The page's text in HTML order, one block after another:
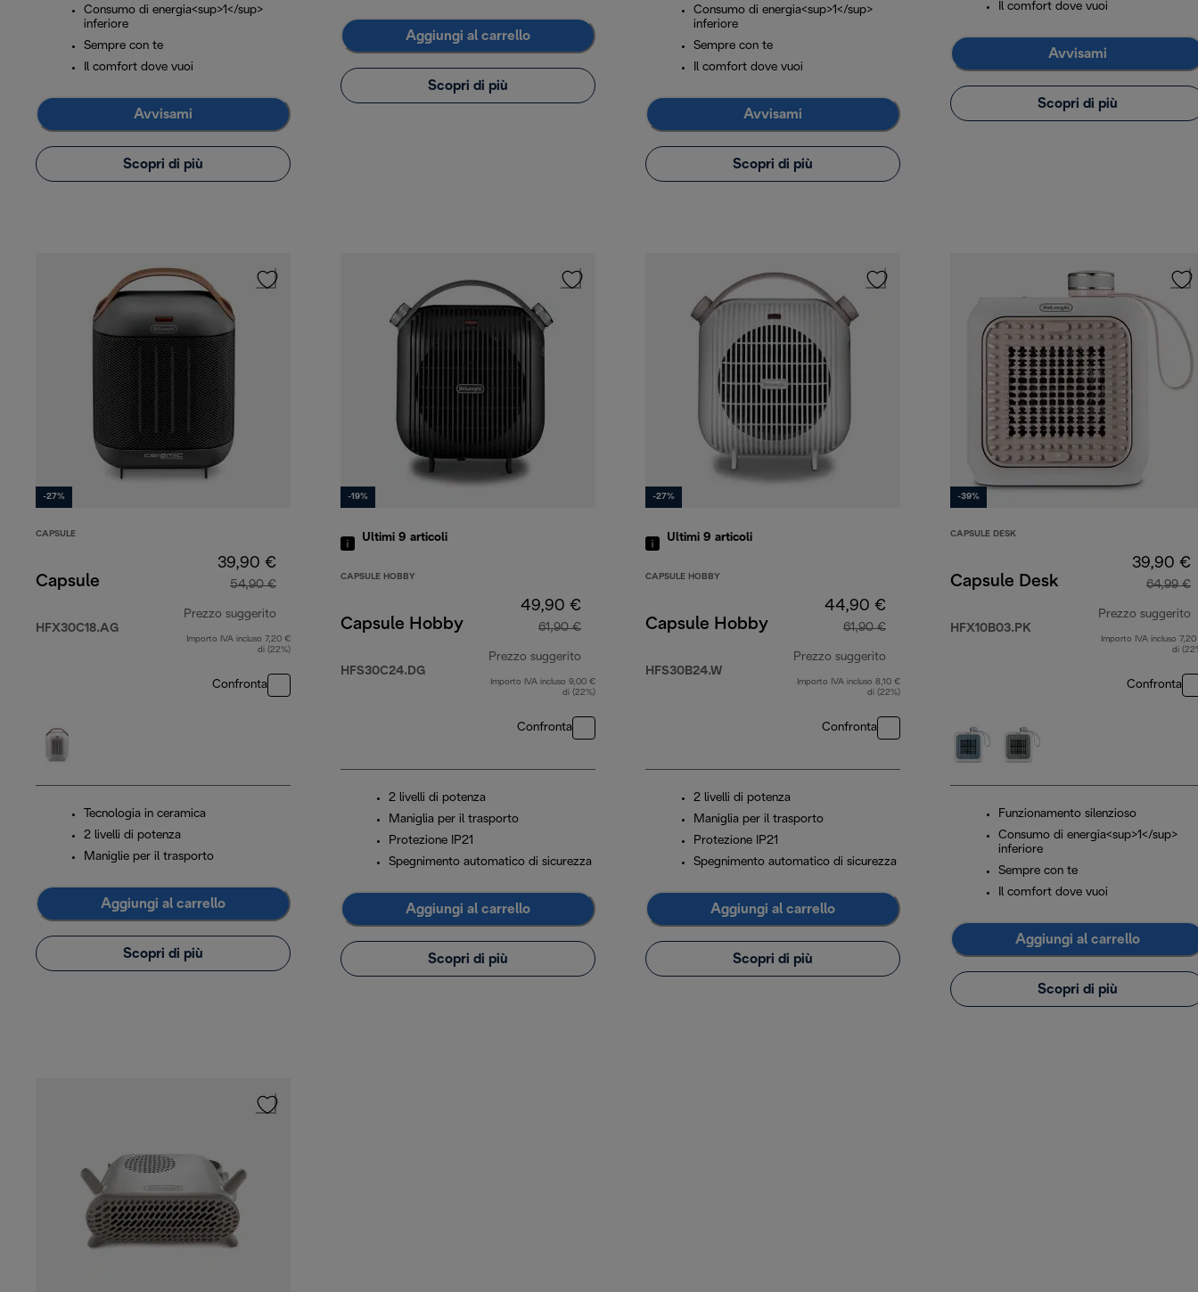
Consumo di energia<sup>1</sup>
inferiore
Sempre con te
Il comfort dove vuoi
Avvisami
Scopri di più
Aggiungi al carrello
Scopri di più
Consumo di energia<sup>1</sup>
inferiore
Sempre con te
Il comfort dove vuoi
Avvisami
Scopri di più
Il comfort dove vuoi
Avvisami
Scopri di più
-27%
CAPSULE
Capsule
HFX30C18.AG
39,90 €
54,90 €
Prezzo suggerito
prezzo originale 54,90 €
Importo IVA incluso 7,20 €
di (22%)
Confronta
Tecnologia in ceramica
2 livelli di potenza
Maniglie per il trasporto
Aggiungi al carrello
Scopri di più
-19%
Ultimi 9 articoli
CAPSULE HOBBY
Capsule Hobby
HFS30C24.DG
49,90 €
61,90 €
Prezzo suggerito
prezzo originale 61,90 €
Importo IVA incluso 9,00 €
di (22%)
Confronta
2 livelli di potenza
Maniglia per il trasporto
Protezione IP21
Spegnimento automatico di sicurezza
Aggiungi al carrello
Scopri di più
-27%
Ultimi 9 articoli
CAPSULE HOBBY
Capsule Hobby
HFS30B24.W
44,90 €
61,90 €
Prezzo suggerito
prezzo originale 61,90 €
Importo IVA incluso 8,10 €
di (22%)
Confronta
2 livelli di potenza
Maniglia per il trasporto
Protezione IP21
Spegnimento automatico di sicurezza
Aggiungi al carrello
Scopri di più
-39%
CAPSULE DESK
Capsule Desk
HFX10B03.PK
39,90 €
64,99 €
Prezzo suggerito
Importo IVA incluso
di
Confronta
Funzionamento silenzioso
Consumo di energia<sup>1</sup>
inferiore
Sempre con te
Il comfort dove vuoi
Aggiungi al carrello
Scopri di più